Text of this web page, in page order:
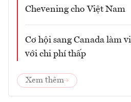
Chevening cho Việt Nam
Cơ hội sang Canada làm
với chi phí thấp
Xem thêm